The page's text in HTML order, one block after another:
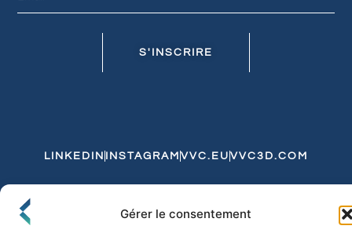
Gérer le consentement
S'INSCRIRE
LINKEDIN INSTAGRAM VVC.EU VVC3D.COM
Politique de Confidentialité et de CookiesExpédition et Livraison